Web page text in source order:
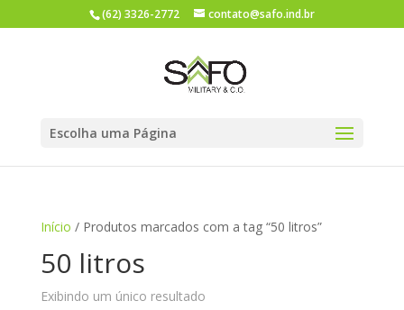
(62) 3326-2772 contato@safo.ind.br
Escolha uma Página
Início / Produtos marcados com a tag “50 litros”
50 litros
Exibindo um único resultado